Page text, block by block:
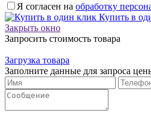
Я согласен на обработку
Купить в
Закрыть окно
Запросить стоимость товара
Загрузка товара
Заполните данные для запроса